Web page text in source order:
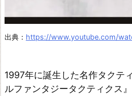
ク
ル
フ
ァ
出典： https://www.youtube.com/
1997年に誕生した名作タクテ
ルファンタジータクティクス